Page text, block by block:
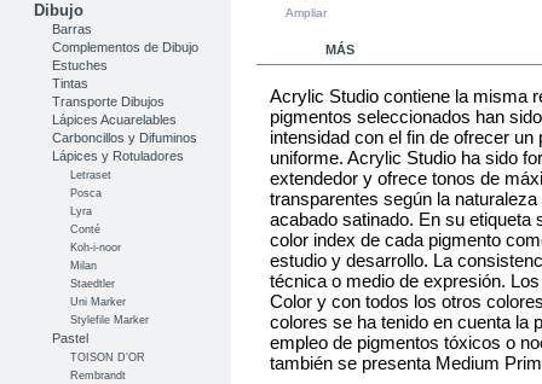
Dibujo
Barras
Complementos de Dibujo
Estuches
Tintas
Transporte Dibujos
Lápices Acuarelables
Carboncillos y Difuminos
Lápices y Rotuladores
Letraset
Posca
Lyra
Conté
Koh-i-noor
Milan
Staedtler
Uni Marker
Stylefile Marker
Pastel
TOISON D'OR
Rembrandt
Ampliar
MÁS
Acrylic Studio contiene la misma
pigmentos seleccionados han
intensidad con el fin de ofrecer
uniforme. Acrylic Studio ha sido
extendedor y ofrece tonos de
transparentes según la
acabado satinado. En su etiqueta
color index de cada pigmento
estudio y desarrollo. La
técnica o medio de expresión.
Color y con todos los otros
colores se ha tenido en cuenta la
empleo de pigmentos tóxicos o
también se presenta Medium